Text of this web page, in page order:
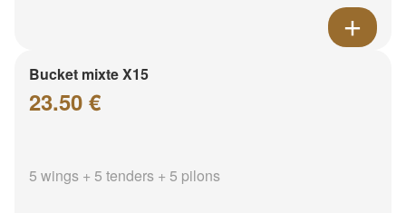
Bucket mixte X15
23.50 €
5 wings + 5 tenders + 5 pilons